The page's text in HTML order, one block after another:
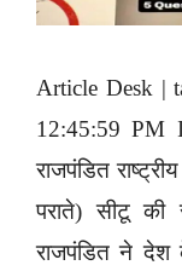
Article Desk |
12:45:59 PM
राजपंडित
पराते) सीटू की
राजपंडित ने देश